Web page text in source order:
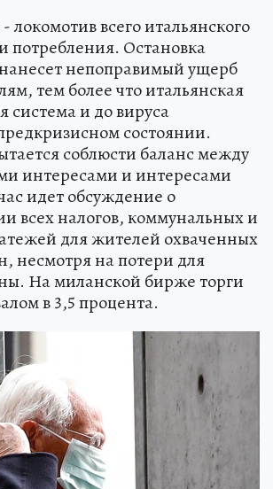
локомотив всего итальянского
потребления. Остановка
непоправимый ущерб
тем более что итальянская
система и до вируса
состоянии.
соблюсти баланс между
интересами и интересами
идет обсуждение о
всех налогов, коммунальных и
для жителей охваченных
несмотря на потери для
На миланской бирже торги
в 3,5 процента.